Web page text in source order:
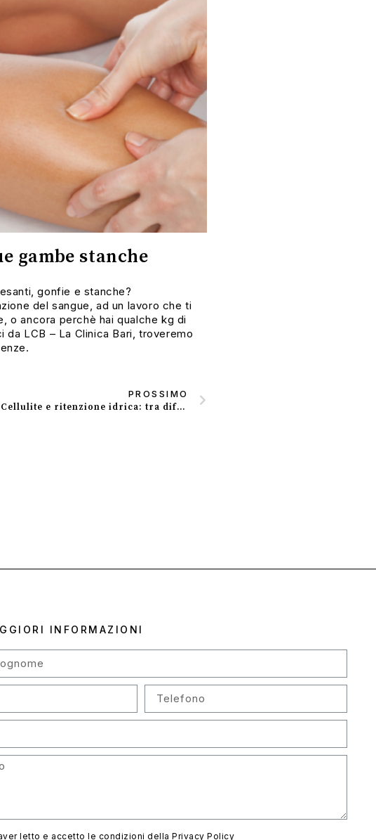
gambe stanche
gonfie e stanche?
del sangue, ad un lavoro che ti
o ancora perchè hai qualche kg di
da LCB – La Clinica Bari, troveremo
PROSSIMO
Cellulite e ritenzione idrica: tra differenze e analogie
INFORMAZIONI
letto e accetto le condizioni dellaPrivacy Policy